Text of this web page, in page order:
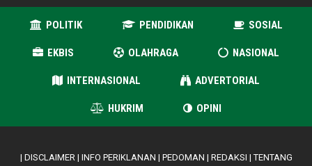
POLITIK PENDIDIKAN SOSIAL
EKBIS OLAHRAGA NASIONAL
INTERNASIONAL ADVERTORIAL
HUKRIM OPINI
| DISCLAIMER| INFO PERIKLANAN | PEDOMAN | REDAKSI |TENTANG